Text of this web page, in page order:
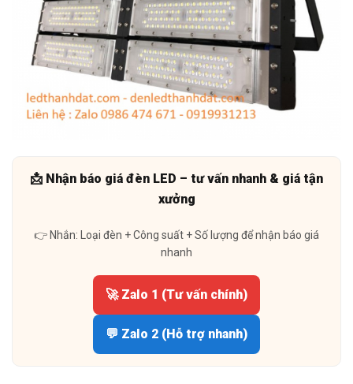
📩 Nhận báo giá đèn LED – tư vấn nhanh & giá tận
xưởng
👉 Nhắn: Loại đèn + Công suất + Số lượng để nhận báo giá
nhanh
🚀 Zalo 1 (Tư vấn chính)
💬 Zalo 2 (Hỗ trợ nhanh)